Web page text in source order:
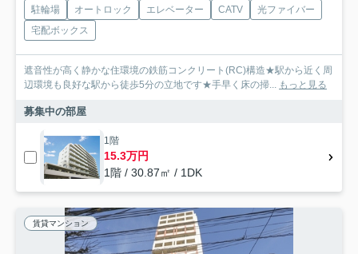
駐輪場 オートロック エレベーター CATV
光ファイバー
宅配ボックス
遮音性が高く静かな住環境の鉄筋コンクリート(RC)構造★駅から近く周
辺環境も良好な駅から徒歩5分の立地です★手早く床の掃... もっと見る
募集中の部屋
1階
15.3万円
1階 / 30.87㎡ / 1DK
賃貸マンション